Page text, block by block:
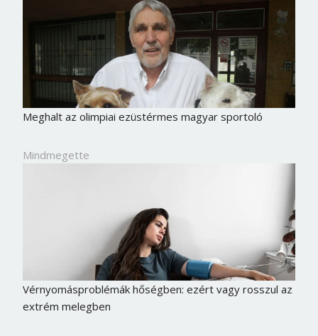
Meghalt az olimpiai ezüstérmes magyar sportoló
Mindmegette
Vérnyomásproblémák hőségben: ezért vagy rosszul az
extrém melegben